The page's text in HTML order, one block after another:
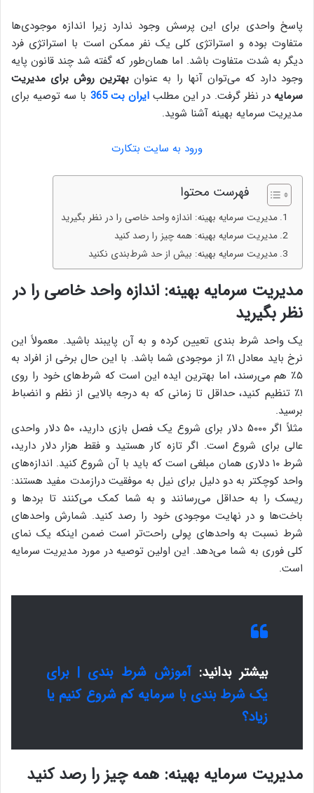
پاسخ واحدی برای این پرسش وجود ندارد زیرا اندازه موجودی‌ها
متفاوت بوده و استراتژی کلی یک نفر ممکن است با استراتژی فرد
دیگر به شدت متفاوت باشد. اما همان‌طور که گفته شد چند قانون پایه
وجود دارد که می‌توان آنها را به عنوان بهترین روش برای مدیریت
سرمایه در نظر گرفت. در این مطلبایران بت 365
با سه توصیه برای
مدیریت سرمایه بهینه آشنا شوید.
ورود به سایت بتکارت
فهرست محتوا
مدیریت سرمایه بهینه: اندازه واحد خاصی را در نظر بگیرید
مدیریت سرمایه بهینه: همه چیز را رصد کنید
مدیریت سرمایه بهینه: بیش از حد شرط‌بندی نکنید
مدیریت سرمایه بهینه: اندازه واحد خاصی را در
نظر بگیرید
یک واحد شرط بندی تعیین کرده و به آن پایبند باشید. معمولاً این
نرخ باید معادل ۱٪ از موجودی شما باشد. با این حال برخی از افراد به
۵٪ هم می‌رسند، اما بهترین ایده این است که شرط‌های خود را روی
۱٪ تنظیم کنید، حداقل تا زمانی که به درجه بالایی از نظم و انضباط
برسید.
مثلاً اگر ۵۰۰۰ دلار برای شروع یک فصل بازی دارید، ۵۰ دلار واحدی
عالی برای شروع است. اگر تازه کار هستید و فقط هزار دلار دارید،
شرط ۱۰ دلاری همان مبلغی است که باید با آن شروع کنید. اندازه‌های
واحد کوچکتر به دو دلیل برای نیل به موفقیت درازمدت مفید هستند:
ریسک را به حداقل می‌رسانند و به شما کمک می‌کنند تا برد‌ها و
باخت‌ها و در نهایت موجودی خود را رصد کنید. شمارش واحدهای
شرط نسبت به واحدهای پولی راحت‌تر است ضمن اینکه یک نمای
کلی فوری به شما می‌دهد. این اولین توصیه در مورد مدیریت سرمایه
است.
بیشتر بدانید:آموزش شرط بندی | برای
یک شرط بندی با سرمایه کم شروع کنیم یا
زیاد؟
مدیریت سرمایه بهینه: همه چیز را رصد کنید